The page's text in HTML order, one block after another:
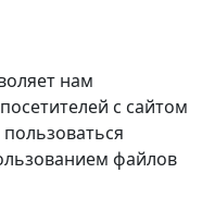
нам
с сайтом
файлов